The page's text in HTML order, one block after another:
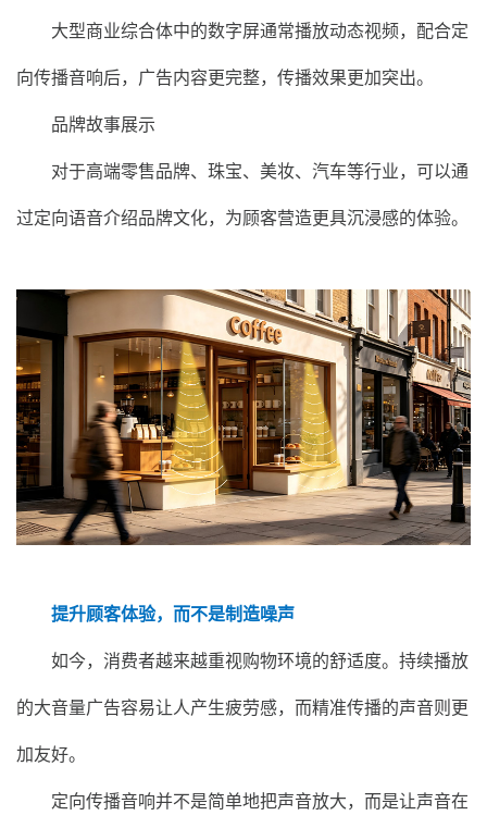
大型商业综合体中的数字屏通常播放动态视频，配合定
向传播音响后，广告内容更完整，传播效果更加突出。
品牌故事展示
对于高端零售品牌、珠宝、美妆、汽车等行业，可以通
过定向语音介绍品牌文化，为顾客营造更具沉浸感的体验。
提升顾客体验，而不是制造噪声
如今，消费者越来越重视购物环境的舒适度。持续播放
的大音量广告容易让人产生疲劳感，而精准传播的声音则更
加友好。
定向传播音响并不是简单地把声音放大，而是让声音在